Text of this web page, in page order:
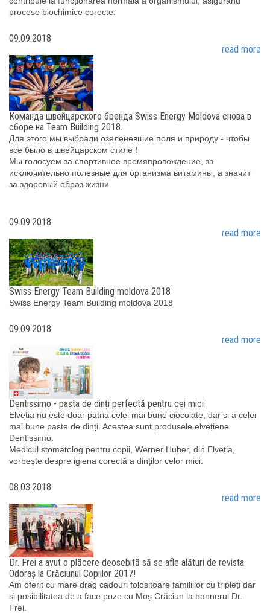
procese biochimice corecte.
09.09.2018
read more
Команда швейцарского бренда Swiss Energy Moldova снова в
сборе на Team Building 2018.
Для этого мы выбрали озеленевшие поля и природу - чтобы
все было в швейцарском стиле！
Мы голосуем за спортивное времяпровождение, за
исключительно полезные для организма витамины, а значит
за здоровый образ жизни.
09.09.2018
read more
Swiss Energy Team Building moldova 2018
Swiss Energy Team Building moldova 2018
09.09.2018
read more
Dentissimo - pasta de dinți perfectă pentru cei mici
Elveția nu este doar patria celei mai bune ciocolate, dar și a celei
mai bune paste de dinți. Acestea sunt produsele elvețiene
Dentissimo.
Medicul stomatolog pentru copii, Werner Huber, din Elveția,
vorbește despre igiena corectă a dinților celor mici:
08.03.2018
read more
Dr. Frei a avut o plăcere deosebită să se afle alături de revista
Odoraș la Crăciunul Copiilor 2017!
Am oferit cu mare drag cadouri folositoare familiilor cu tripleți dar
și posibilitatea de a face poze cu Moș Crăciun la bannerul Dr.
Frei.